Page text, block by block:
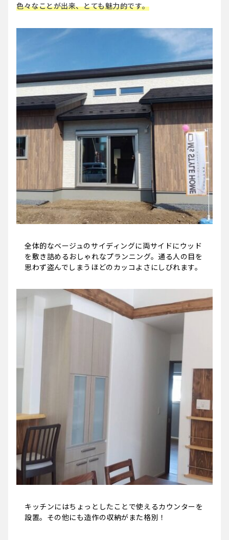
色々なことが出来、とても魅力的です。
全体的なベージュのサイディングに両サイドにウッド
を敷き詰めるおしゃれなプランニング。通る人の目を
思わず盗んでしまうほどのカッコよさにしびれます。
キッチンにはちょっとしたことで使えるカウンターを
設置。その他にも造作の収納がまた格別！